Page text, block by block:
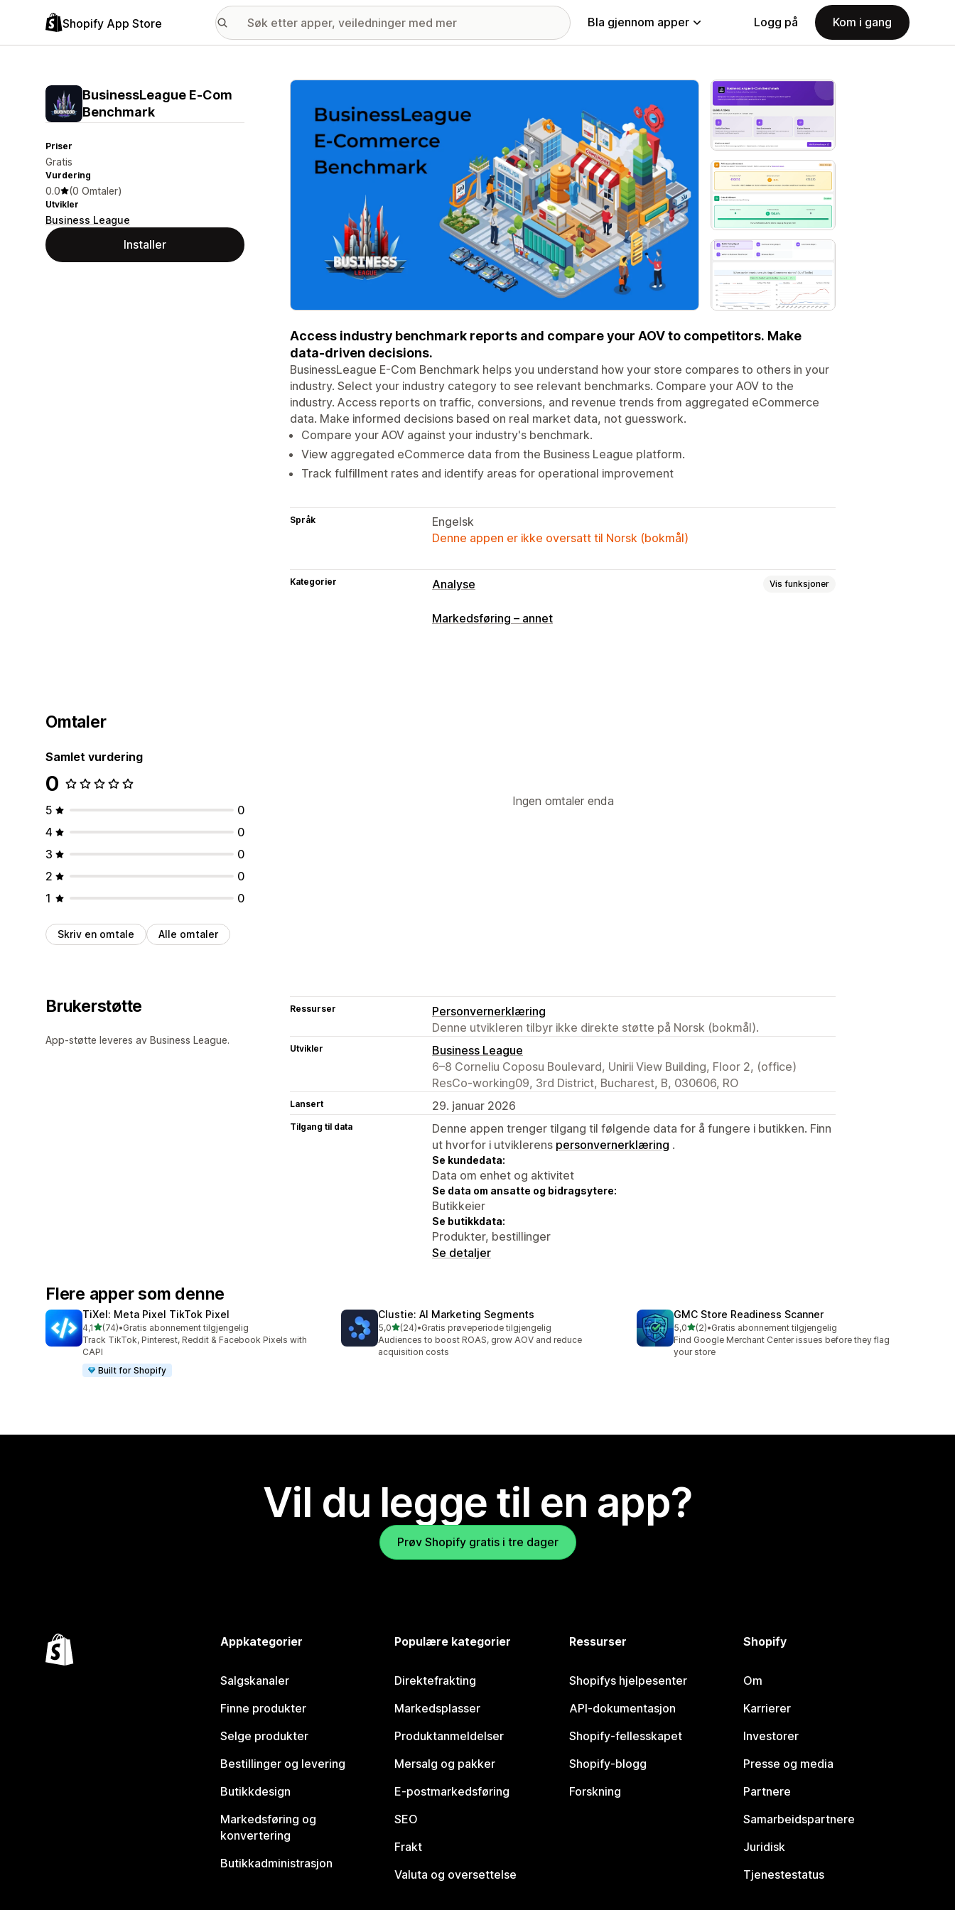
Shopify App Store Bla gjennom apper Logg på Kom i gang
BusinessLeague E‑Com
Benchmark
Priser
Gratis
Vurdering
0.0 (0 Omtaler)
Utvikler
Business League
Installer
Galleri med fremhevede bilder
Access industry benchmark reports and compare your AOV to competitors. Make
data-driven decisions.
BusinessLeague E-Com Benchmark helps you understand how your store compares to others in your
industry. Select your industry category to see relevant benchmarks. Compare your AOV to the
industry. Access reports on traffic, conversions, and revenue trends from aggregated eCommerce
data. Make informed decisions based on real market data, not guesswork.
Compare your AOV against your industry's benchmark.
View aggregated eCommerce data from the Business League platform.
Track fulfillment rates and identify areas for operational improvement
Språk
Engelsk
Denne appen er ikke oversatt til Norsk (bokmål)
Kategorier Analyse Vis funksjoner
Visuelt og rapporter
Markedsføring – annet
Omtaler
Samlet vurdering
0
5
0
4
0
3
0
2
0
1
0
Skriv en omtale Alle omtaler
Ingen omtaler enda
Brukerstøtte
App-støtte leveres av Business League.
Ressurser
Personvernerklæring
Denne utvikleren tilbyr ikke direkte støtte på Norsk (bokmål).
Utvikler
Business League
6–8 Corneliu Coposu Boulevard, Unirii View Building, Floor 2, (office)
ResCo-working09, 3rd District, Bucharest, B, 030606, RO
Lansert 29. januar 2026
Tilgang til data
Denne appen trenger tilgang til følgende data for å fungere i butikken. Finn
ut hvorfor i utviklerens personvernerklæring .
Se kundedata:
Data om enhet og aktivitet
Se data om ansatte og bidragsytere:
Butikkeier
Se butikkdata:
Produkter, bestillinger
Se detaljer
Flere apper som denne
TiXel: Meta Pixel TikTok Pixel
4,1av 5 stjerner
(74)
Totalt 74 omtaler
•Gratis abonnement tilgjengelig
Track TikTok, Pinterest, Reddit & Facebook Pixels with
CAPI
Built for Shopify
Clustie: AI Marketing Segments
5,0av 5 stjerner
(24)
Totalt 24 omtaler
•Gratis prøveperiode tilgjengelig
Audiences to boost ROAS, grow AOV and reduce
acquisition costs
GMC Store Readiness Scanner
5,0av 5 stjerner
(2)
Totalt 2 omtaler
•Gratis abonnement tilgjengelig
Find Google Merchant Center issues before they flag
your store
Vil du legge til en app?
Prøv Shopify gratis i tre dager
Appkategorier
Salgskanaler
Finne produkter
Selge produkter
Bestillinger og levering
Butikkdesign
Markedsføring og
konvertering
Butikkadministrasjon
Populære kategorier
Direktefrakting
Markedsplasser
Produktanmeldelser
Mersalg og pakker
E-postmarkedsføring
SEO
Frakt
Valuta og oversettelse
Ressurser
Shopifys hjelpesenter
API-dokumentasjon
Shopify-fellesskapet
Shopify-blogg
Forskning
Shopify
Om
Karrierer
Investorer
Presse og media
Partnere
Samarbeidspartnere
Juridisk
Tjenestestatus